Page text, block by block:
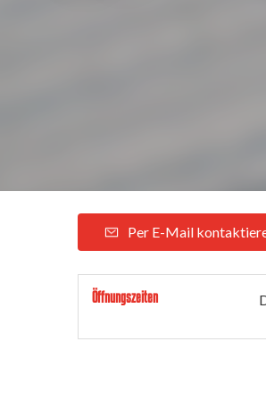
Per E-Mail
Öffnungszeiten